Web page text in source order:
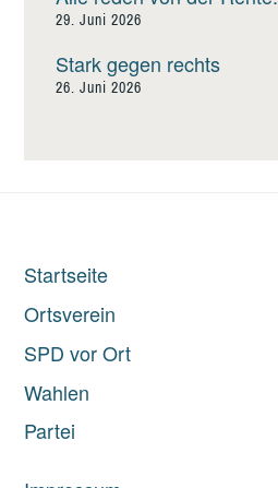
29. Juni 2026
Stark gegen rechts
26. Juni 2026
Startseite
Ortsverein
SPD vor Ort
Wahlen
Partei